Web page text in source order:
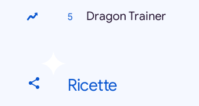
Dragon Trainer
Ricette